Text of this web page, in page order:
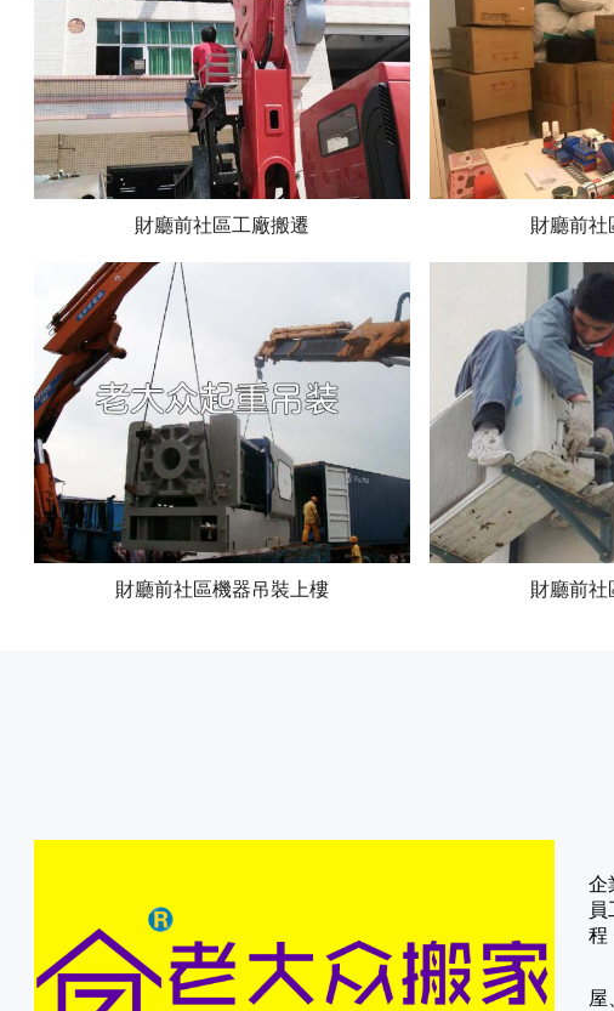
財廳前社區工廠搬遷 財廳前社
財廳前社區機器吊裝上樓 財廳前社
企
程
屋